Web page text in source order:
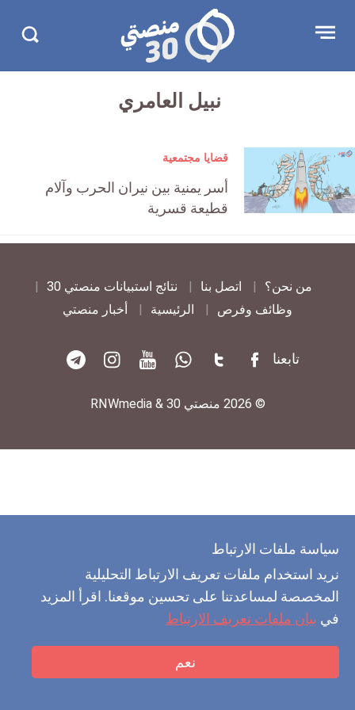
سياسة ملفات الارتباط
نريد استخدام ملفات تعريف الارتباط التحليلية
المخصصة لمساعدتنا على تحسين موقعنا. اقرأ المزيد
في بيان ملفات تعريف الارتباط
نعم
الإعلان
منصتي
30
نبيل العامري
قضايا مجتمعية
أسر يمنية بين نيران الحرب وآلام
قطيعة قسرية
من نحن؟ اتصل بنا
نتائج استبيانات منصتي 30
وظائف وفرص
الرئيسية أخبار منصتي
تابعنا
© 2026 منصتي 30 & RNWmedia